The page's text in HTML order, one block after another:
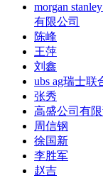
morgan
有限公司
陈峰
王萍
刘鑫
ubs ag瑞士联
张秀
高盛公司有
周信钢
徐国新
李胜军
赵吉